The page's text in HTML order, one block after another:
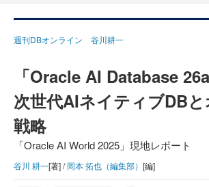
週刊DBオンライン 谷川耕一
「Oracle AI Database
次世代AIネイティブDB
戦略
「Oracle AI World 2025」現地レポート
谷川 耕一[著] /岡本 拓也（編集部） [編]